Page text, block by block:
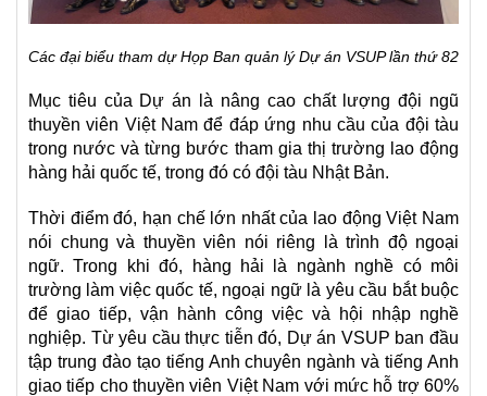
Các đại biểu tham dự Họp Ban quản lý Dự án VSUP lần thứ 82
Mục tiêu của Dự án là nâng cao chất lượng đội ngũ
thuyền viên Việt Nam để đáp ứng nhu cầu của đội tàu
trong nước và từng bước tham gia thị trường lao động
hàng hải quốc tế, trong đó có đội tàu Nhật Bản.
Thời điểm đó, hạn chế lớn nhất của lao động Việt Nam
nói chung và thuyền viên nói riêng là trình độ ngoại
ngữ. Trong khi đó, hàng hải là ngành nghề có môi
trường làm việc quốc tế, ngoại ngữ là yêu cầu bắt buộc
để giao tiếp, vận hành công việc và hội nhập nghề
nghiệp. Từ yêu cầu thực tiễn đó, Dự án VSUP ban đầu
tập trung đào tạo tiếng Anh chuyên ngành và tiếng Anh
giao tiếp cho thuyền viên Việt Nam với mức hỗ trợ 60%